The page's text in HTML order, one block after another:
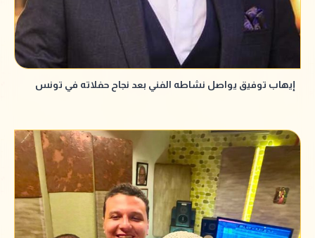
إيهاب توفيق يواصل نشاطه الفني بعد نجاح حفلاته في تونس